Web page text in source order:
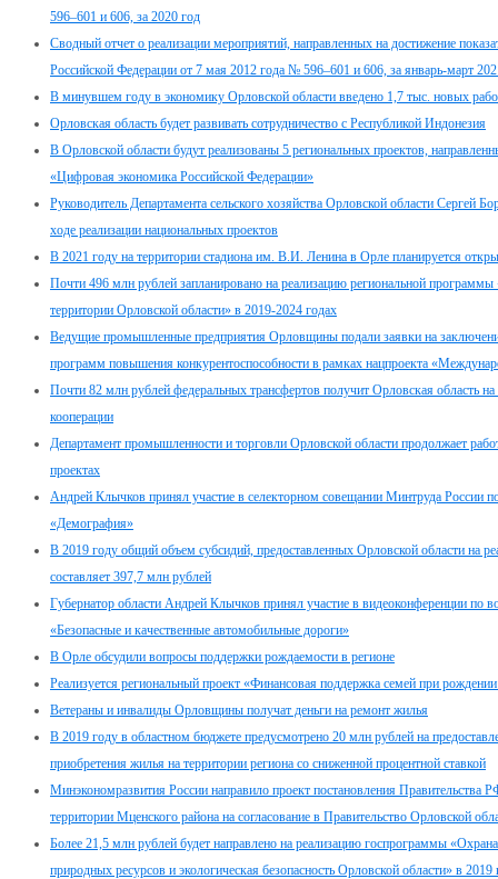
596–601 и 606, за 2020 год
Сводный отчет о реализации мероприятий, направленных на достижение
Российской Федерации от 7 мая 2012 года № 596–601 и 606, за январь-март
В минувшем году в экономику Орловской области введено 1,7 тыс. новых
Орловская область будет развивать сотрудничество с Республикой Индонезия
В Орловской области будут реализованы 5 региональных проектов,
«Цифровая экономика Российской Федерации»
Руководитель Департамента сельского хозяйства Орловской области Сергей
ходе реализации национальных проектов
В 2021 году на территории стадиона им. В.И. Ленина в Орле планируется
Почти 496 млн рублей запланировано на реализацию региональной
территории Орловской области» в 2019-2024 годах
Ведущие промышленные предприятия Орловщины подали заявки на
программ повышения конкурентоспособности в рамках нацпроекта
Почти 82 млн рублей федеральных трансфертов получит Орловская область
кооперации
Департамент промышленности и торговли Орловской области продолжает
проектах
Андрей Клычков принял участие в селекторном совещании Минтруда России
«Демография»
В 2019 году общий объем субсидий, предоставленных Орловской области на
составляет 397,7 млн рублей
Губернатор области Андрей Клычков принял участие в видеоконференции по
«Безопасные и качественные автомобильные дороги»
В Орле обсудили вопросы поддержки рождаемости в регионе
Реализуется региональный проект «Финансовая поддержка семей при
Ветераны и инвалиды Орловщины получат деньги на ремонт жилья
В 2019 году в областном бюджете предусмотрено 20 млн рублей на
приобретения жилья на территории региона со сниженной процентной ставкой
Минэкономразвития России направило проект постановления Правительства
территории Мценского района на согласование в Правительство Орловской
Более 21,5 млн рублей будет направлено на реализацию госпрограммы
природных ресурсов и экологическая безопасность Орловской области» в 2019